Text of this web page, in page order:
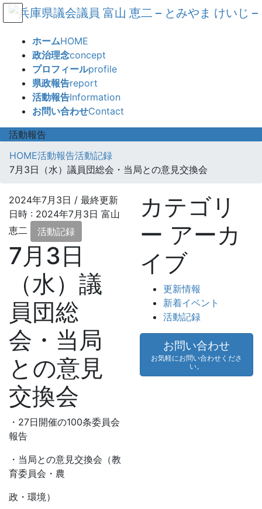
コ
ン
ナ
ビ
ホームHOME
政治理念concept
プロフィールprofile
県政報告report
活動報告Information
お問い合わせContact
活動報告
HOME活動報告活動記録
7月3日（水）議員団総会・当局との意見交換会
2024年7月3日 / 最終更新
日時 : 2024年7月3日 富山
恵二
活動記録
7月3日
（水）議
員団総
会・当局
との意見
交換会
・27日開催の100条委員会
報告
・当局との意見交換会（教
育委員会・農
政・環境）
カテゴリ
ー アーカ
イブ
更新情報
新着イベント
活動記録
お問い合わせ
お気軽にお問い合わせくださ
い。